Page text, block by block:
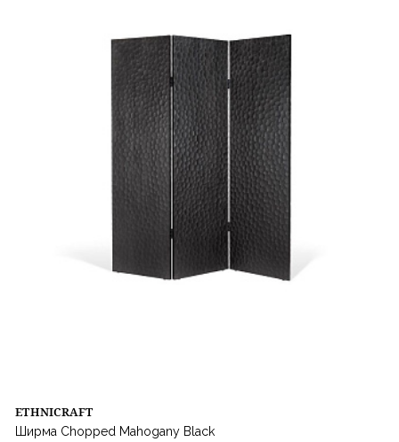
ETHNICRAFT
Ширма Chopped Mahogany Black